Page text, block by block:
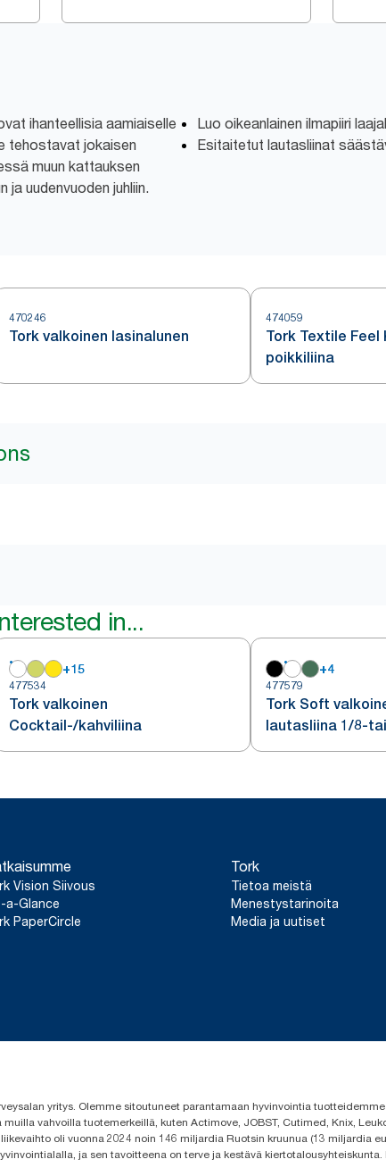
ihanteellisia aamiaiselle
tehostavat jokaisen
muun kattauksen
ja uudenvuoden juhliin.
Luo oikeanlainen ilmapiiri
Esitaitetut lautasliinat
470246
Tork valkoinen lasinalunen
474059
Tork Textile Feel
poikkiliina
in...
+15
477534
Tork valkoinen
Cocktail-/kahviliina
+4
477579
Tork Soft
lautasliina 1/8-
Vision Siivous
a-Glance
PaperCircle
Tork
Tietoa meistä
Menestystarinoita
Media ja uutiset
yritys. Olemme sitoutuneet parantamaan hyvinvointia
vahvoilla tuotemerkeillä, kuten Actimove, JOBST, Cutimed, Knix,
oli vuonna 2024 noin 146 miljardia Ruotsin kruunua (13 miljardia
ja sen tavoitteena on terve ja kestävä